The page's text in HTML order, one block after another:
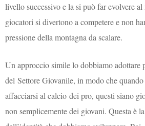
livello successivo e la si può far evolvere
giocatori si divertono a competere e non
pressione della montagna da scalare.
Un approccio simile lo dobbiamo adottare
del Settore Giovanile, in modo che
affacciarsi al calcio dei pro, questi siano
non semplicemente dei giovani. Questa è